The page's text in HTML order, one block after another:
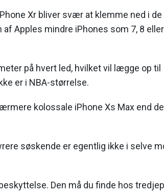
Xr bliver svær at klemme ned i
Apples mindre iPhones som 7, 8 eller
på hvert led, hvilket vil lægge op til
er i NBA-størrelse.
kolossale iPhone Xs Max end
søskende er egentlig ikke i selve
Den må du finde hos